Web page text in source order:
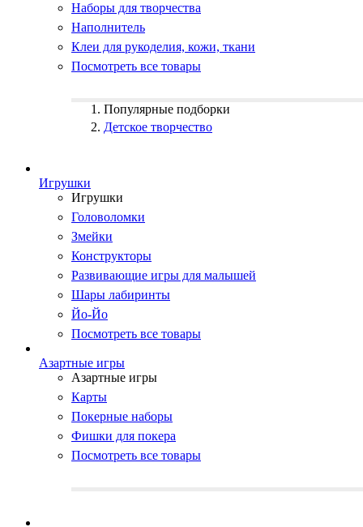
Наборы для творчества
Наполнитель
Клеи для рукоделия, кожи, ткани
Посмотреть все товары
Популярные подборки
Детское творчество
Игрушки
Игрушки
Головоломки
Змейки
Конструкторы
Развивающие игры для малышей
Шары лабиринты
Йо-Йо
Посмотреть все товары
Азартные игры
Азартные игры
Карты
Покерные наборы
Фишки для покера
Посмотреть все товары